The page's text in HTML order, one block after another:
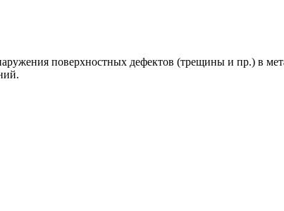
поверхностных дефектов (трещины и пр.) в